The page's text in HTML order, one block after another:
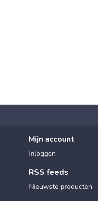
Mijn account
Inloggen
RSS feeds
Nieuwste producten